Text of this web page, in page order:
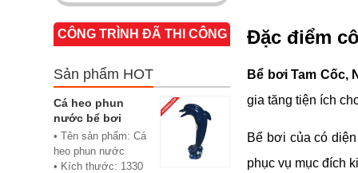
Đặc điểm
Bể bơi Tam Cốc,
gia tăng tiện ích
Bể bơi của có
phục vụ mục đích
CÔNG TRÌNH ĐÃ THI CÔNG
Sản phẩm HOT
Cá heo phun
nước bể bơi
• Tên sản phẩm: Cá
heo phun nước
• Kích thước: 1330